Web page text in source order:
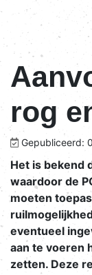
rog
Gepubliceerd:
Het is bekend
waardoor de
moeten
eventueel
aan te voeren
zetten. Deze